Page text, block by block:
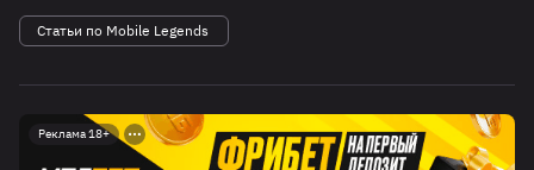
Статьи по Mobile Legends
Реклама 18+